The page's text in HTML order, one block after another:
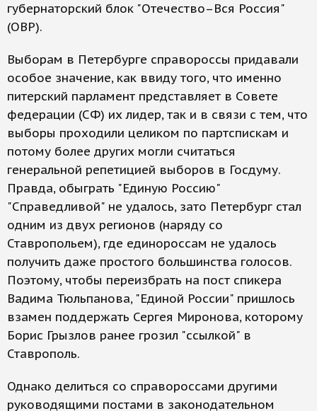
губернаторский блок "Отечество–Вся Россия"
(ОВР).
Выборам в Петербурге справороссы придавали
особое значение, как ввиду того, что именно
питерский парламент представляет в Совете
федерации (СФ) их лидер, так и в связи с тем, что
выборы проходили целиком по партспискам и
потому более других могли считаться
генеральной репетицией выборов в Госдуму.
Правда, обыграть "Единую Россию"
"Справедливой" не удалось, зато Петербург стал
одним из двух регионов (наряду со
Ставропольем), где единороссам не удалось
получить даже простого большинства голосов.
Поэтому, чтобы переизбрать на пост спикера
Вадима Тюльпанова, "Единой России" пришлось
взамен поддержать Сергея Миронова, которому
Борис Грызлов ранее грозил "ссылкой" в
Ставрополь.
Однако делиться со справороссами другими
руководящими постами в законодательном